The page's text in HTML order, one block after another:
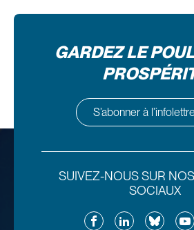
GARDEZ LE
S’abonner à l’infolettre
SUIVEZ-NOUS SUR
SOCIAUX
FacebookLinkedInBluesky